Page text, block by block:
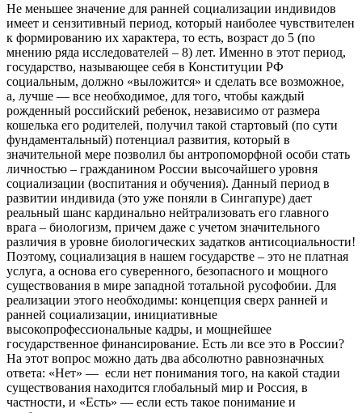
Не меньшее значение для ранней социализации индивидов
имеет и сензитивный период, который наиболее чувствителен
к формированию их характера, то есть, возраст до 5 (по
мнению ряда исследователей – 8) лет. Именно в этот период,
государство, называющее себя в Конституции РФ
социальным, должно «выложится» и сделать все возможное,
а, лучше — все необходимое, для того, чтобы каждый
рожденный российский ребенок, независимо от размера
кошелька его родителей, получил такой стартовый (по сути
фундаментальный) потенциал развития, который в
значительной мере позволил бы антропоморфной особи стать
личностью – гражданином России высочайшего уровня
социализации (воспитания и обучения). Данный период в
развитии индивида (это уже поняли в Сингапуре) дает
реальный шанс кардинально нейтрализовать его главного
врага – биологизм, причем даже с учетом значительного
различия в уровне биологических задатков антисоциальности!
Поэтому, социализация в нашем государстве – это не платная
услуга, а основа его суверенного, безопасного и мощного
существования в мире западной тотальной русофобии. Для
реализации этого необходимы: концепция сверх ранней и
ранней социализации, инициативные
высокопрофессиональные кадры, и мощнейшее
государственное финансирование. Есть ли все это в России?
На этот вопрос можно дать два абсолютно равнозначных
ответа: «Нет» — если нет понимания того, на какой стадии
существования находится глобальный мир и Россия, в
частности, и «Есть» — если есть такое понимание и